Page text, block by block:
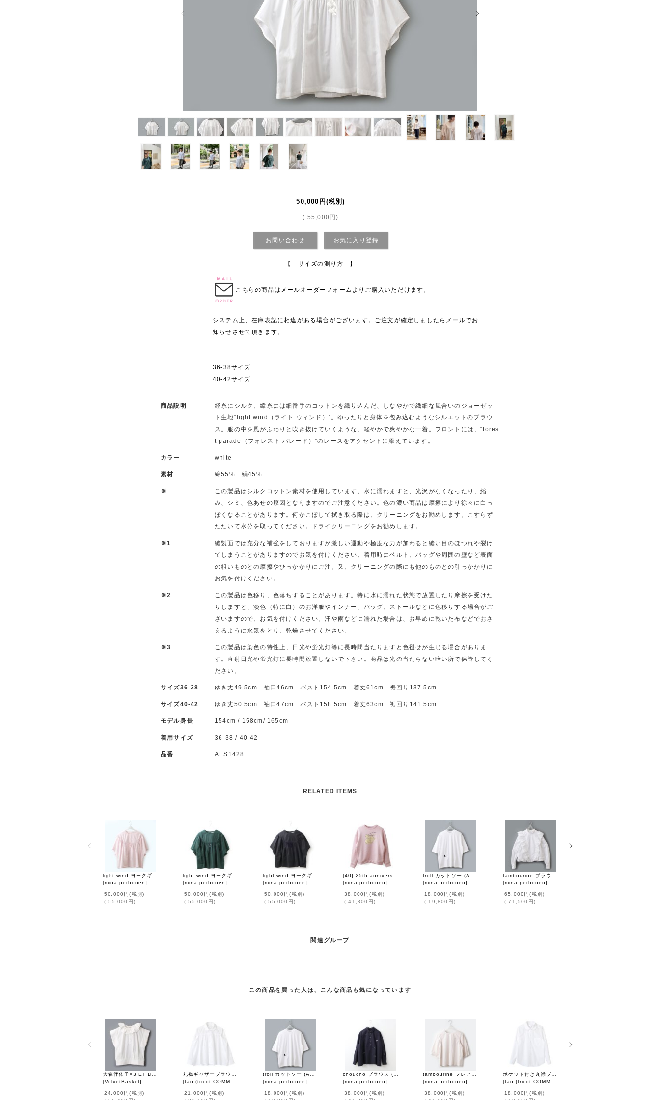
50,000円 (税別)
( 55,000円)
お問い合わせ お気に入り登録
【 サイズの測り方 】
こちらの商品は メールオーダーフォーム よりご購入いただけます。
システム上、在庫表記に相違がある場合がございます。ご注文が確定しましたらメールでお
知らせさせて頂きます。
36-38サイズ
40-42サイズ
商品説明
経糸にシルク、緯糸には細番手のコットンを織り込んだ、しなやかで繊細な風合いのジョーゼッ
ト生地“light wind（ライト ウィンド）”。ゆったりと身体を包み込むようなシルエットのブラウ
ス。服の中を風がふわりと吹き抜けていくような、軽やかで爽やかな一着。フロントには、“fores
t parade（フォレスト パレード）”のレースをアクセントに添えています。
カラー white
素材 綿55% 絹45%
※
この製品はシルクコットン素材を使用しています。水に濡れますと、光沢がなくなったり、縮
み、シミ、色あせの原因となりますのでご注意ください。色の濃い商品は摩擦により徐々に白っ
ぽくなることがあります。何かこぼして拭き取る際は、クリーニングをお勧めします。こすらず
たたいて水分を取ってください。ドライクリーニングをお勧めします。
※1
縫製面では充分な補強をしておりますが激しい運動や極度な力が加わると縫い目のほつれや裂け
てしまうことがありますのでお気を付けください。着用時にベルト、バッグや周囲の壁など表面
の粗いものとの摩擦やひっかかりにご注。又、クリーニングの際にも他のものとの引っかかりに
お気を付けください。
※2
この製品は色移り、色落ちすることがあります。特に水に濡れた状態で放置したり摩擦を受けた
りしますと、淡色（特に白）のお洋服やインナー、バッグ、ストールなどに色移りする場合がご
ざいますので、お気を付けください。汗や雨などに濡れた場合は、お早めに乾いた布などでおさ
えるように水気をとり、乾燥させてください。
※3
この製品は染色の特性上、日光や蛍光灯等に長時間当たりますと色褪せが生じる場合がありま
す。直射日光や蛍光灯に長時間放置しないで下さい。商品は光の当たらない暗い所で保管してく
ださい。
サイズ36-38 ゆき丈49.5cm 袖口46cm バスト154.5cm 着丈61cm 裾回り137.5cm
サイズ40-42 ゆき丈50.5cm 袖口47cm バスト158.5cm 着丈63cm 裾回り141.5cm
モデル身長 154cm / 158cm/ 165cm
着用サイズ 36-38 / 40-42
品番 AES1428
RELATED ITEMS
[mina perhonen]
50,000円(税別)
( 55,000円)
[mina perhonen]
50,000円(税別)
( 55,000円)
[mina perhonen]
50,000円(税別)
( 55,000円)
[mina perhonen]
38,000円(税別)
( 41,800円)
[mina perhonen]
18,000円(税別)
( 19,800円)
[mina perhonen]
65,000円(税別)
( 71,500円)
関連グループ
この商品を買った人は、こんな商品も気になっています
[VelvetBasket]
24,000円(税別)
[tao (tricot COMME des GARCONS) ]
21,000円(税別)
[mina perhonen]
18,000円(税別)
[mina perhonen]
38,000円(税別)
[mina perhonen]
38,000円(税別)
[tao (tricot COMME des GARCONS)
18,000円(税別)